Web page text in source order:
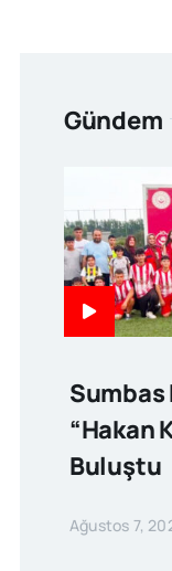
Gündem
Sumbas
“Hakan
Buluştu
Ağustos 7,